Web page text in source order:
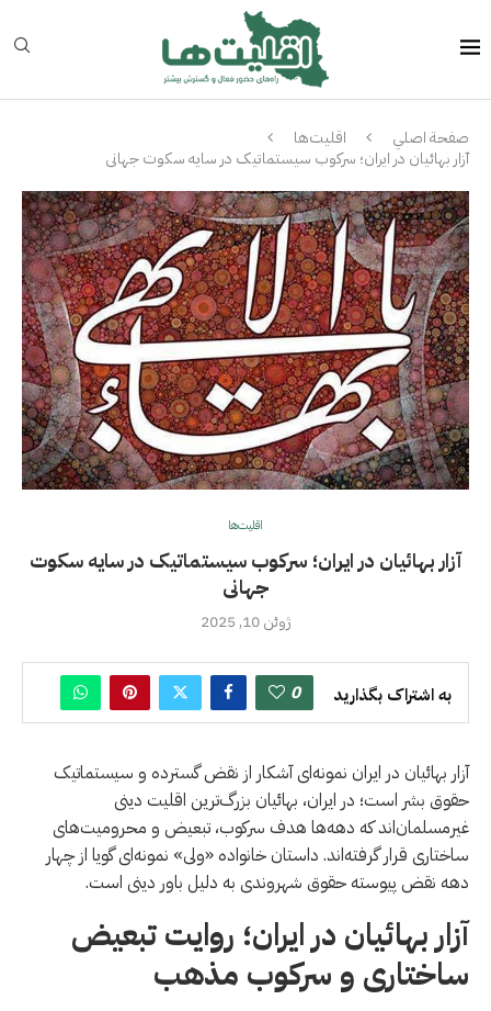
صفحة اصلي
اقلیت‌ها
آزار بهائیان در ایران؛ سرکوب سیستماتیک در سایه سکوت جهانی
اقلیت‌ها
آزار بهائیان در ایران؛ سرکوب سیستماتیک در سایه سکوت
جهانی
ژوئن 10, 2025
به اشتراک بگذارید 0
آزار بهائیان در ایران نمونه‌ای آشکار از نقض گسترده و سیستماتیک
حقوق بشر است؛ در ايران، بهائیان بزرگ‌ترین اقلیت دینی
غیرمسلمان‌اند که دهه‌ها هدف سرکوب، تبعیض و محرومیت‌های
ساختاری قرار گرفته‌اند. داستان خانواده «ولی» نمونه‌ای گویا از چهار
دهه نقض پیوسته حقوق شهروندی به دلیل باور دینی است.
آزار بهائیان در ایران؛ روایت تبعیض
ساختاری و سرکوب مذهب